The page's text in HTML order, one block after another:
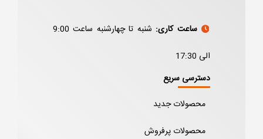
ساعت کاری:
شنبه تا چهارشنبه ساعت 9:00
الی 17:30
دسترسی سریع
محصولات جدید
محصولات پرفروش